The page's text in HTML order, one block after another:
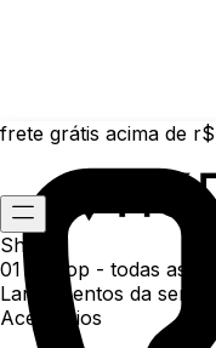
frete grátis acima de
Shop
01 /
Shop - todas as
Lançamentos da
Acessórios